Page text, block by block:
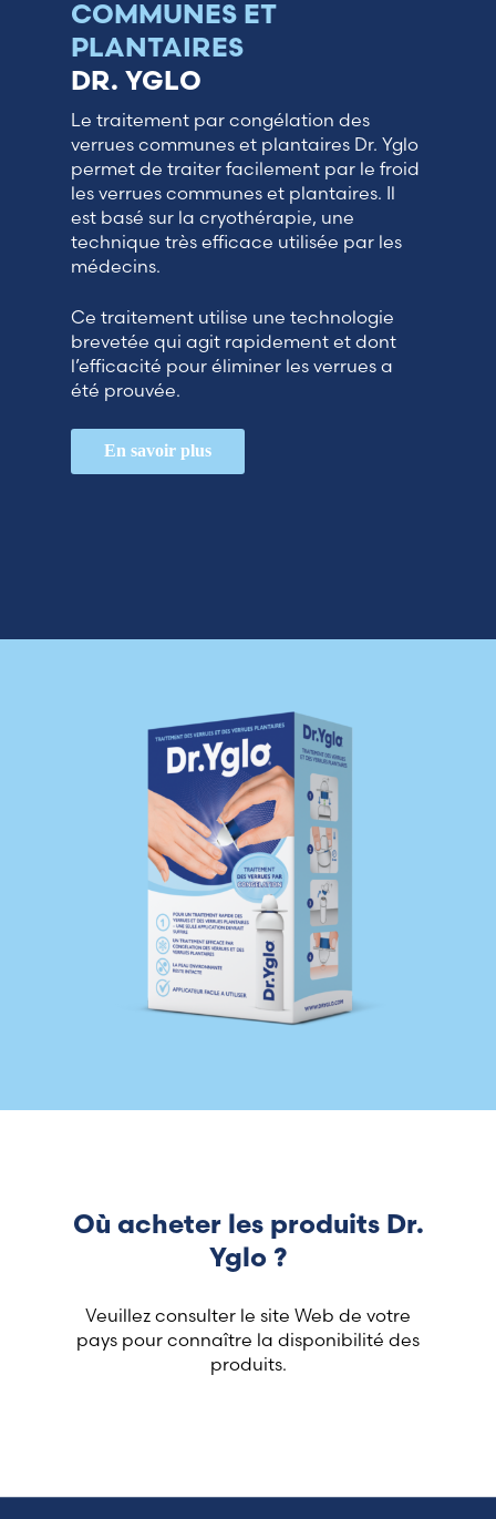
COMMUNES ET
PLANTAIRES
DR. YGLO
Le traitement par congélation des
verrues communes et plantaires Dr. Yglo
permet de traiter facilement par le froid
les verrues communes et plantaires. Il
est basé sur la cryothérapie, une
technique très efficace utilisée par les
médecins.
Ce traitement utilise une technologie
brevetée qui agit rapidement et dont
l’efficacité pour éliminer les verrues a
été prouvée.
En savoir plus
Où acheter les produits Dr.
Yglo ?
Veuillez consulter le site Web de votre
pays pour connaître la disponibilité des
produits.
Lithuania (Lithuanian)
Moldova (Moldovan)
Morocco (French)
Poland (Polish)
Portugal (Portuguese)
Slovenia (Slovene)
Sweden (Swedish)
United Arab Emirates (Arabic)
United Kingdom (English)
United States (English)